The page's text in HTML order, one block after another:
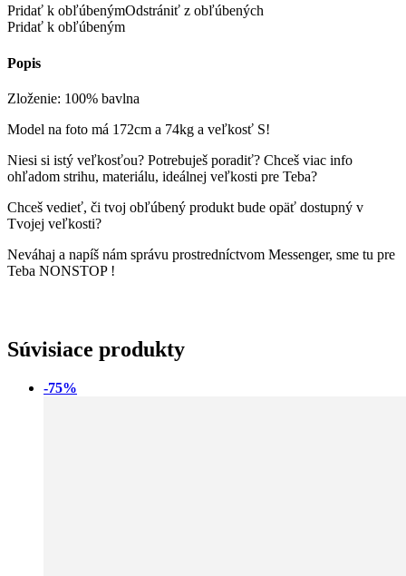
Pridať k obľúbenýmOdstrániť z obľúbených
Pridať k obľúbeným
Popis
Zloženie: 100% bavlna
Model na foto má 172cm a 74kg a veľkosť S!
Niesi si istý veľkosťou? Potrebuješ poradiť? Chceš viac info
ohľadom strihu, materiálu, ideálnej veľkosti pre Teba?
Chceš vedieť, či tvoj obľúbený produkt bude opäť dostupný v
Tvojej veľkosti?
Neváhaj a napíš nám správu prostredníctvom Messenger, sme tu pre
Teba NONSTOP !
Súvisiace produkty
-75%